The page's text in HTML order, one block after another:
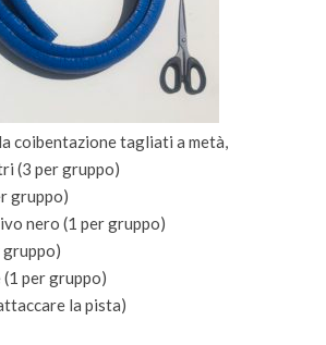
coibentazione tagliati a metà,
(3 per gruppo)
gruppo)
nero (1 per gruppo)
gruppo)
per gruppo)
la pista)